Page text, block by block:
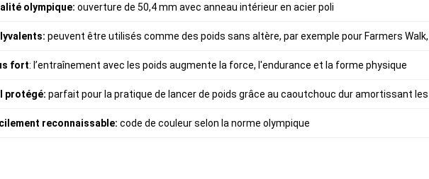
olympique: ouverture de 50,4 mm avec anneau intérieur en acier poli
peuvent être utilisés comme des poids sans altère, par exemple pour Farmers
fort: l’entraînement avec les poids augmente la force, l'endurance et la forme physique
protégé: parfait pour la pratique de lancer de poids grâce au caoutchouc dur amortissant
reconnaissable: code de couleur selon la norme olympique